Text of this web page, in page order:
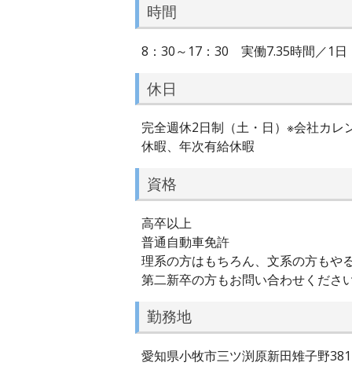
時間
8：30～17：30 実働7.35時間／1日
休日
完全週休2日制（土・日）※会社カ
休暇、年次有給休暇
資格
高卒以上
普通自動車免許
理系の方はもちろん、文系の方もや
第二新卒の方もお問い合わせくださ
勤務地
愛知県小牧市三ツ渕原新田雉子野